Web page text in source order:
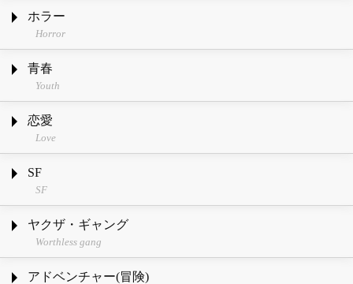
ホラー
Horror
青春
Youth
恋愛
Love
SF
SF
ヤクザ・ギャング
Worthless gang
アドベンチャー(冒険)